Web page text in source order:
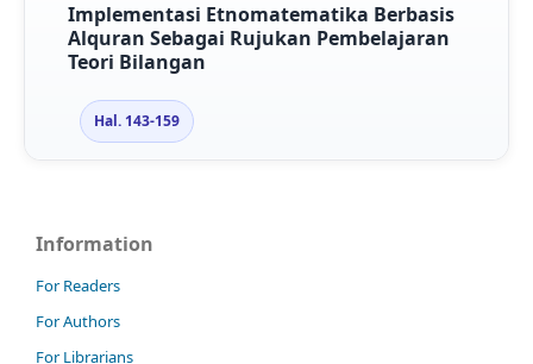
Implementasi Etnomatematika Berbasis
Alquran Sebagai Rujukan Pembelajaran
Teori Bilangan
Hal. 143-159
Information
For Readers
For Authors
For Librarians